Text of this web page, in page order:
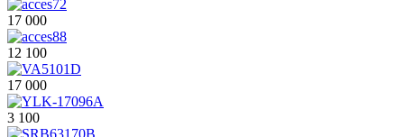
17 000
12 100
17 000
3 100